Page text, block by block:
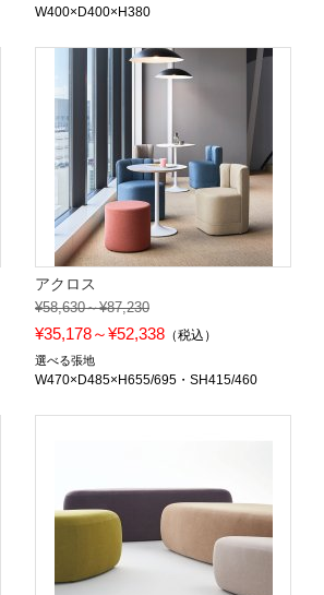
W400×D400×H380
アクロス
¥58,630～¥87,230
¥35,178～¥52,338 （税込）
選べる張地
W470×D485×H655/695・SH415/460